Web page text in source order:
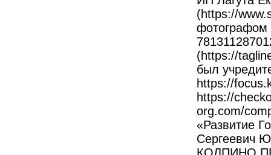
(https://
фотографом
(https://
был
https://
https://
org.com/
«Развитие
Сергеевич